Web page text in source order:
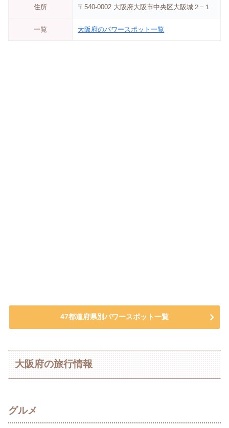
住所 〒540-0002 大阪府大阪市中央区大阪城２−１
一覧 大阪府のパワースポット一覧
47都道府県別パワースポット一覧
大阪府の旅行情報
グルメ